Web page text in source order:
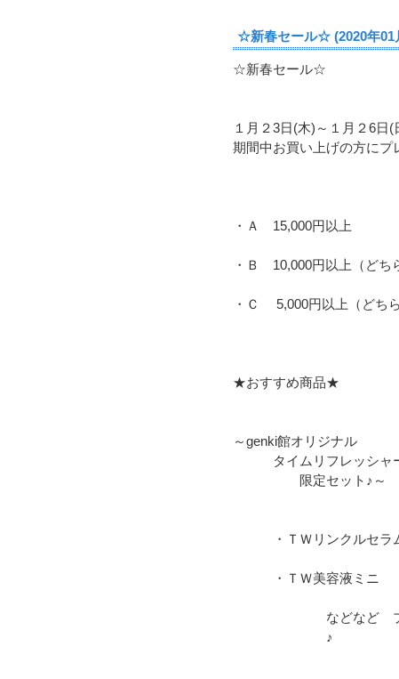
☆新春セール☆ (2020年01
☆新春セール☆
１月２3日(木)～１月２6日(
期間中お買い上げの方にプ
・Ａ 15,000円以上
・Ｂ 10,000円以上（どち
・Ｃ 5,000円以上（どちら
★おすすめ商品★
～genki館オリジナル
タイムリフレッシャ
限定セット♪～
・ＴＷリンクルセラ
・ＴＷ美容液ミニ
などなど プレゼ
♪